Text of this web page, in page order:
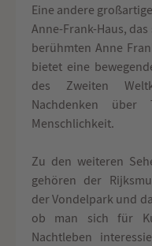
Eine andere
Anne-Frank-Haus,
berühmten Anne
bietet eine
des Zweiten
Nachdenken
Menschlichkeit.
Zu den weiteren
gehören der
der Vondelpark und
ob man sich für
Nachtleben